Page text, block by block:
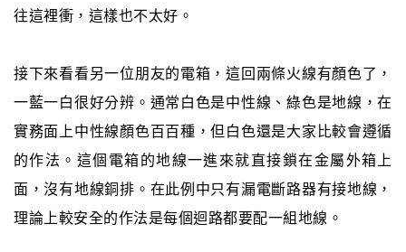
往這裡衝，這樣也不太好。
接下來看看另一位朋友的電箱，這回兩條火線有顏色了，
一藍一白很好分辨。通常白色是中性線、綠色是地線，在
實務面上中性線顏色百百種，但白色還是大家比較會遵循
的作法。這個電箱的地線一進來就直接鎖在金屬外箱上
面，沒有地線銅排。在此例中只有漏電斷路器有接地線，
理論上較安全的作法是每個迴路都要配一組地線。